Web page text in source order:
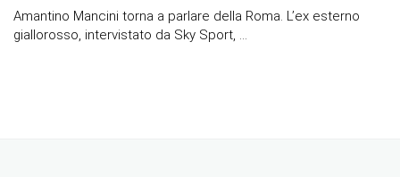
Amantino Mancini torna a parlare della Roma. L’ex esterno
giallorosso, intervistato da Sky Sport, ...